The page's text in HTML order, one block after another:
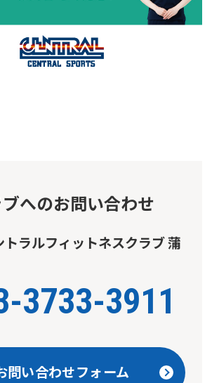
へのお問い合わせ
トラルフィットネスクラブ 蒲
3733-3911
問い合わせフォーム
We
ask
that
using
service.
Automatic